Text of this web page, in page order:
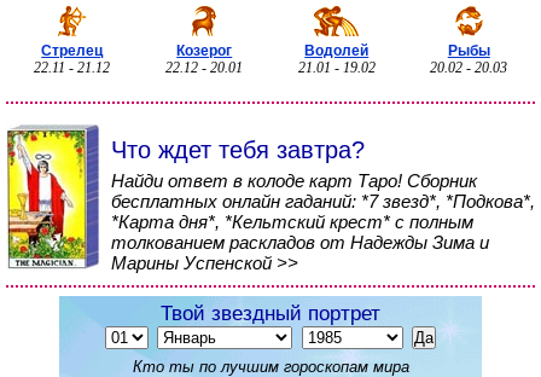
Стрелец
22.11 - 21.12
Козерог
22.12 - 20.01
Водолей
21.01 - 19.02
Рыбы
20.02 - 20.03
Что ждет тебя завтра?
Найди ответ в колоде карт Таро! Сборник
бесплатных онлайн гаданий: *7 звезд*, *Подкова*,
*Карта дня*, *Кельтский крест* с полным
толкованием раскладов от Надежды Зима и
Марины Успенской >>
Твой звездный портрет
Кто ты по лучшим гороскопам мира